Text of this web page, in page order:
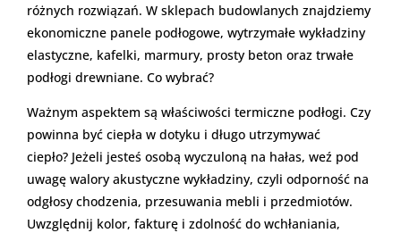
różnych rozwiązań. W sklepach budowlanych znajdziemy
ekonomiczne panele podłogowe, wytrzymałe wykładziny
elastyczne, kafelki, marmury, prosty beton oraz trwałe
podłogi drewniane. Co wybrać?
Ważnym aspektem są właściwości termiczne podłogi. Czy
powinna być ciepła w dotyku i długo utrzymywać
ciepło? Jeżeli jesteś osobą wyczuloną na hałas, weź pod
uwagę walory akustyczne wykładziny, czyli odporność na
odgłosy chodzenia, przesuwania mebli i przedmiotów.
Uwzględnij kolor, fakturę i zdolność do wchłaniania,